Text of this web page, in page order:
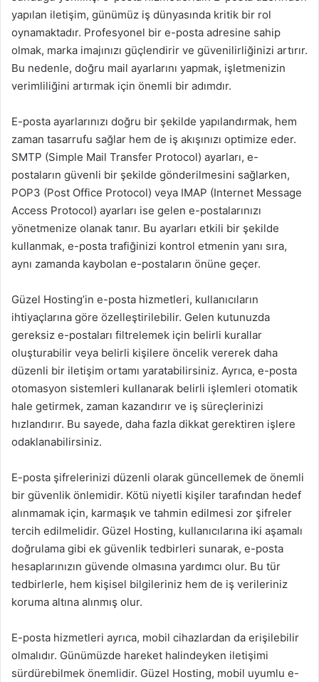
yapılan iletişim, günümüz iş dünyasında kritik bir rol
oynamaktadır. Profesyonel bir e-posta adresine sahip
olmak, marka imajınızı güçlendirir ve güvenilirliğinizi artırır.
Bu nedenle, doğru mail ayarlarını yapmak, işletmenizin
verimliliğini artırmak için önemli bir adımdır.
E-posta ayarlarınızı doğru bir şekilde yapılandırmak, hem
zaman tasarrufu sağlar hem de iş akışınızı optimize eder.
SMTP (Simple Mail Transfer Protocol) ayarları, e-
postaların güvenli bir şekilde gönderilmesini sağlarken,
POP3 (Post Office Protocol) veya IMAP (Internet Message
Access Protocol) ayarları ise gelen e-postalarınızı
yönetmenize olanak tanır. Bu ayarları etkili bir şekilde
kullanmak, e-posta trafiğinizi kontrol etmenin yanı sıra,
aynı zamanda kaybolan e-postaların önüne geçer.
Güzel Hosting’in e-posta hizmetleri, kullanıcıların
ihtiyaçlarına göre özelleştirilebilir. Gelen kutunuzda
gereksiz e-postaları filtrelemek için belirli kurallar
oluşturabilir veya belirli kişilere öncelik vererek daha
düzenli bir iletişim ortamı yaratabilirsiniz. Ayrıca, e-posta
otomasyon sistemleri kullanarak belirli işlemleri otomatik
hale getirmek, zaman kazandırır ve iş süreçlerinizi
hızlandırır. Bu sayede, daha fazla dikkat gerektiren işlere
odaklanabilirsiniz.
E-posta şifrelerinizi düzenli olarak güncellemek de önemli
bir güvenlik önlemidir. Kötü niyetli kişiler tarafından hedef
alınmamak için, karmaşık ve tahmin edilmesi zor şifreler
tercih edilmelidir. Güzel Hosting, kullanıcılarına iki aşamalı
doğrulama gibi ek güvenlik tedbirleri sunarak, e-posta
hesaplarınızın güvende olmasına yardımcı olur. Bu tür
tedbirlerle, hem kişisel bilgileriniz hem de iş verileriniz
koruma altına alınmış olur.
E-posta hizmetleri ayrıca, mobil cihazlardan da erişilebilir
olmalıdır. Günümüzde hareket halindeyken iletişimi
sürdürebilmek önemlidir. Güzel Hosting, mobil uyumlu e-